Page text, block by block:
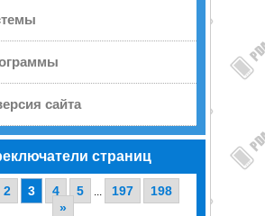
сайта
страниц
2 3 4 5 ... 197
198
»